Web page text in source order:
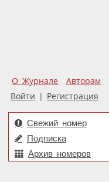
О Журнале Авторам
Войти | Регистрация
Свежий номер
Подписка
Архив номеров